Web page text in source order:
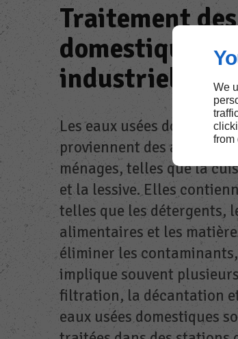
We
from
Traitement
domestiques
industrielles à
Les eaux usées
proviennent des activités
ménages, telles que la
et la lessive. Elles
telles que les détergents,
alimentaires et les
éliminer les
implique souvent
filtration, la décantation
eaux usées domestiques